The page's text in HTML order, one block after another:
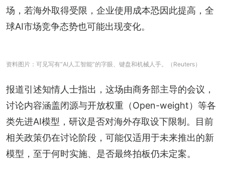
场，若海外取得受限，企业使用成本恐因此提高，全
球AI市场竞争态势也可能出现变化。
资料图片：可见写有“AI人工智能”的字眼、键盘和机械人手。（Reuters）
报道引述知情人士指出，这场由商务部主导的会议，
讨论内容涵盖闭源与开放权重（Open-weight）等各
类先进AI模型，研议是否对海外存取设下限制。目前
相关政策仍在讨论阶段，可能仅适用于未来推出的新
模型，至于何时实施、是否最终拍板仍未定案。